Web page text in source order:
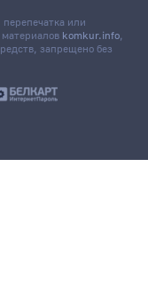
или
komkur.info,
запрещено без